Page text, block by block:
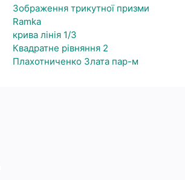
Зображення трикутної призми
Ramka
крива лінія 1/3
Квадратне рівняння 2
Плахотниченко Злата пар-м